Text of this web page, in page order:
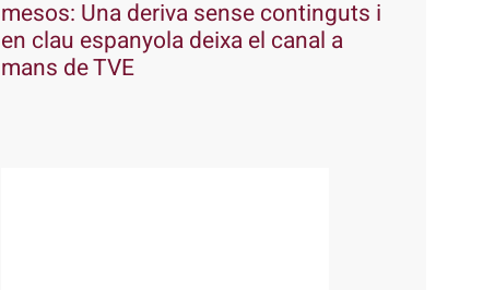
mesos: Una deriva sense continguts i
en clau espanyola deixa el canal a
mans de TVE